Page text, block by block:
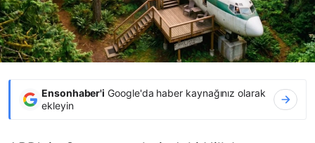
Ensonhaber'i Google'da haber kaynağınız olarak
ekleyin